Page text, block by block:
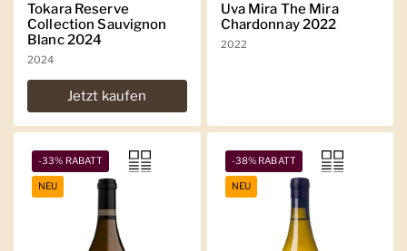
Tokara Reserve
Collection Sauvignon
Blanc 2024
2024
Jetzt kaufen
Uva Mira The Mira
Chardonnay 2022
2022
-33% RABATT
NEU
-38% RABATT
NEU